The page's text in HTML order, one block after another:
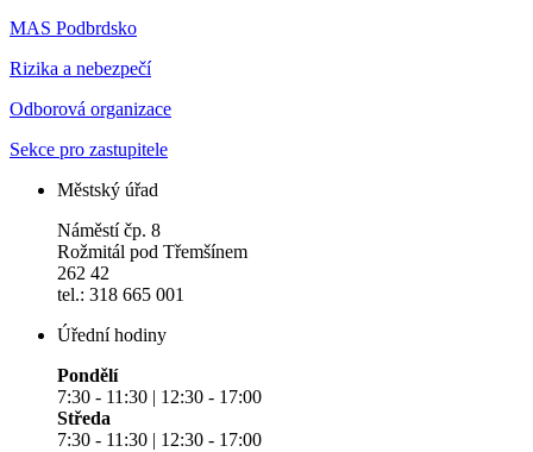
MAS Podbrdsko
Rizika a nebezpečí
Odborová organizace
Sekce pro zastupitele
Městský úřad
Náměstí čp. 8
Rožmitál pod Třemšínem
262 42
tel.: 318 665 001
Úřední hodiny
Pondělí
7:30 - 11:30 | 12:30 - 17:00
Středa
7:30 - 11:30 | 12:30 - 17:00